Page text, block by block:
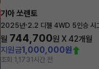
기아 쏘렌토
2025년·2.2 디젤 4WD 5인승 시
월 744,700원 X42개월
지원금1,000,000원
조회 1,1731시간 전